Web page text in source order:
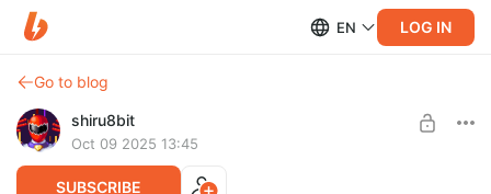
EN LOG IN
Go to blog
shiru8bit
Oct 09 2025 13:45
SUBSCRIBE